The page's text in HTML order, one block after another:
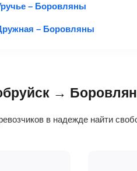
– Боровляны
– Боровляны
→
в надежде найти